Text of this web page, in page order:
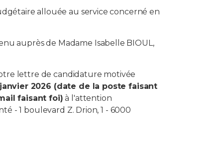
allouée au service concerné en
auprès de Madame Isabelle BIOUL,
lettre de candidature motivée
janvier 2026 (date de la poste faisant
faisant foi) à l'attention
- 1 boulevard Z. Drion, 1 - 6000